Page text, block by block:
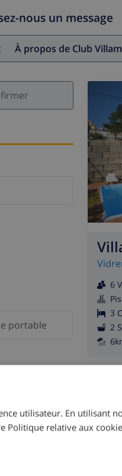
nous un message
À propos de Club
6
3
2
utilisateur. En utilisant
Politique relative aux